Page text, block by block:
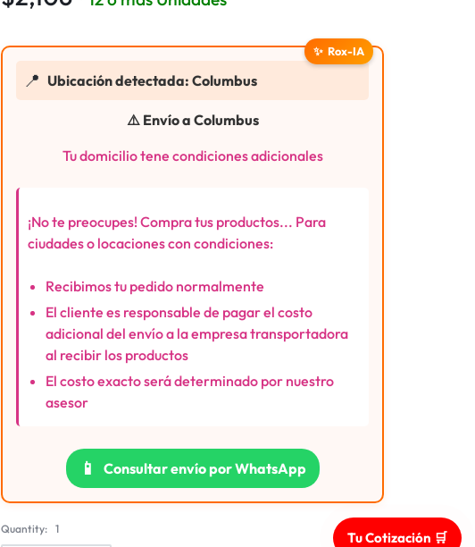
✨ Rox-IA
📍 Ubicación detectada: Columbus
⚠️ Envío a Columbus
Tu domicilio tene condiciones adicionales
¡No te preocupes! Compra tus productos... Para
ciudades o locaciones con condiciones:
Recibimos tu pedido normalmente
El cliente es responsable de pagar el costo
adicional del envío a la empresa transportadora
al recibir los productos
El costo exacto será determinado por nuestro
asesor
📱 Consultar envío por WhatsApp
Quantity: 1
Tu Cotización 🛒